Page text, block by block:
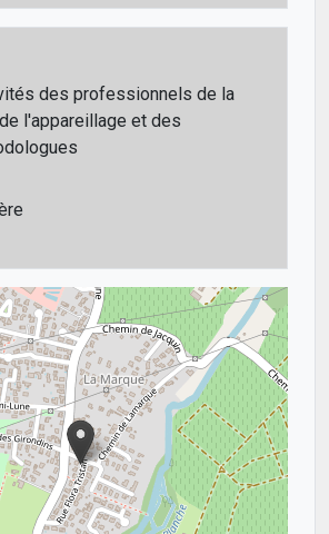
des professionnels de la
l'appareillage et des